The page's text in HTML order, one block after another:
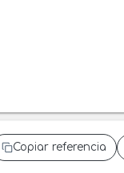
Copiar referencia